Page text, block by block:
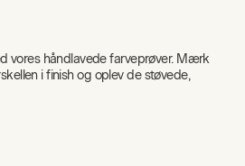
vores håndlavede farveprøver. Mærk
i finish og oplev de støvede,